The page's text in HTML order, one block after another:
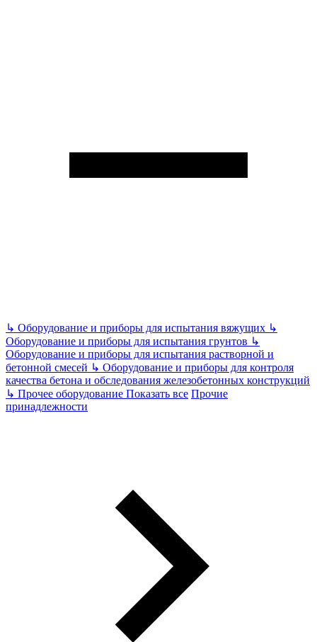
↳ Оборудование и приборы для испытания вяжущих ↳
Оборудование и приборы для испытания грунтов ↳
Оборудование и приборы для испытания растворной и
бетонной смесей ↳ Оборудование и приборы для контроля
качества бетона и обследования железобетонных конструкций
↳ Прочее оборудование Показать все Прочие
принадлежности